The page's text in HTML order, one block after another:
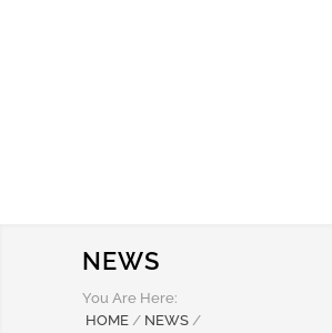
NEWS
You Are Here:
HOME / NEWS /